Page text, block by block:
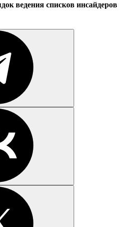
ведения списков инсайдеров